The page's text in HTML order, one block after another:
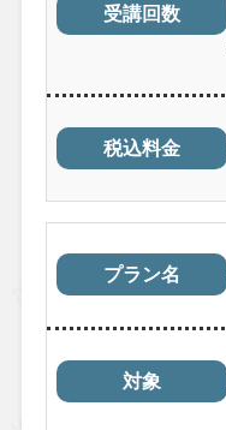
受講回数
税込料金
プラン名
対象